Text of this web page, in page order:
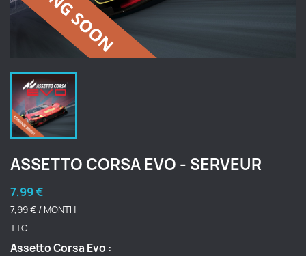
ASSETTO CORSA EVO - SERVEUR
7,99 €
7,99 € / MONTH
TTC
Assetto Corsa Evo :